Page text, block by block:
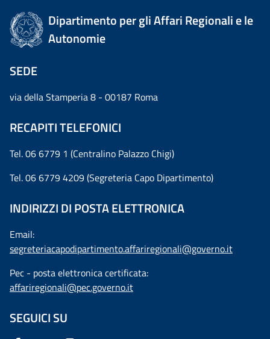
Dipartimento per gli Affari Regionali e le
Autonomie
SEDE
via della Stamperia 8 - 00187 Roma
RECAPITI TELEFONICI
Tel. 06 6779 1 (Centralino Palazzo Chigi)
Tel. 06 6779 4209 (Segreteria Capo Dipartimento)
INDIRIZZI DI POSTA ELETTRONICA
Email:
segreteriacapodipartimento.affariregionali@governo.it
Pec - posta elettronica certificata:
affariregionali@pec.governo.it
SEGUICI SU